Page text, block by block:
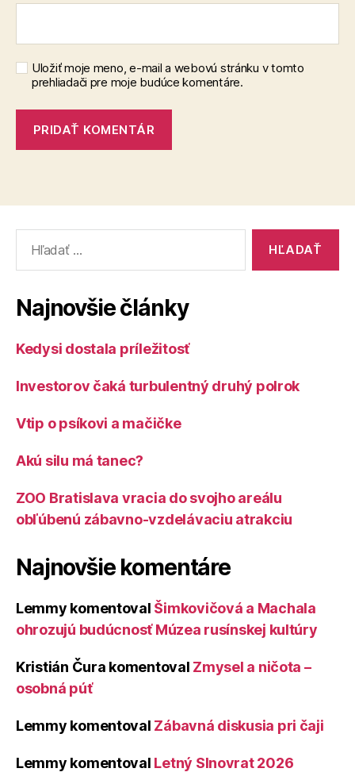
Uložiť moje meno, e-mail a webovú stránku v tomto
prehliadači pre moje budúce komentáre.
Najnovšie články
Kedysi dostala príležitosť
Investorov čaká turbulentný druhý polrok
Vtip o psíkovi a mačičke
Akú silu má tanec?
ZOO Bratislava vracia do svojho areálu
obľúbenú zábavno-vzdelávaciu atrakciu
Najnovšie komentáre
Lemmy komentoval Šimkovičová a Machala
ohrozujú budúcnosť Múzea rusínskej kultúry
Kristián Čura komentoval Zmysel a ničota –
osobná púť
Lemmy komentoval Zábavná diskusia pri čaji
Lemmy komentoval Letný Slnovrat 2026